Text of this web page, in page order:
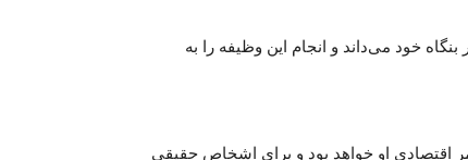
خود می‌داند و انجام این وظیفه را به
اقتصادی او خواهد بود و برای اشخاص حقیقی